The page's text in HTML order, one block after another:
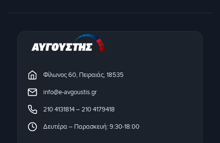
Φίλωνος 60, Πειραιάς, 18535
info@e-avgoustis.gr
210 4131814–210 4179418
Δευτέρα – Παρασκευή: 9:30-18:00